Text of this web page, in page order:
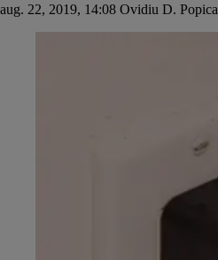
aug. 22, 2019, 14:08 Ovidiu D. Popica